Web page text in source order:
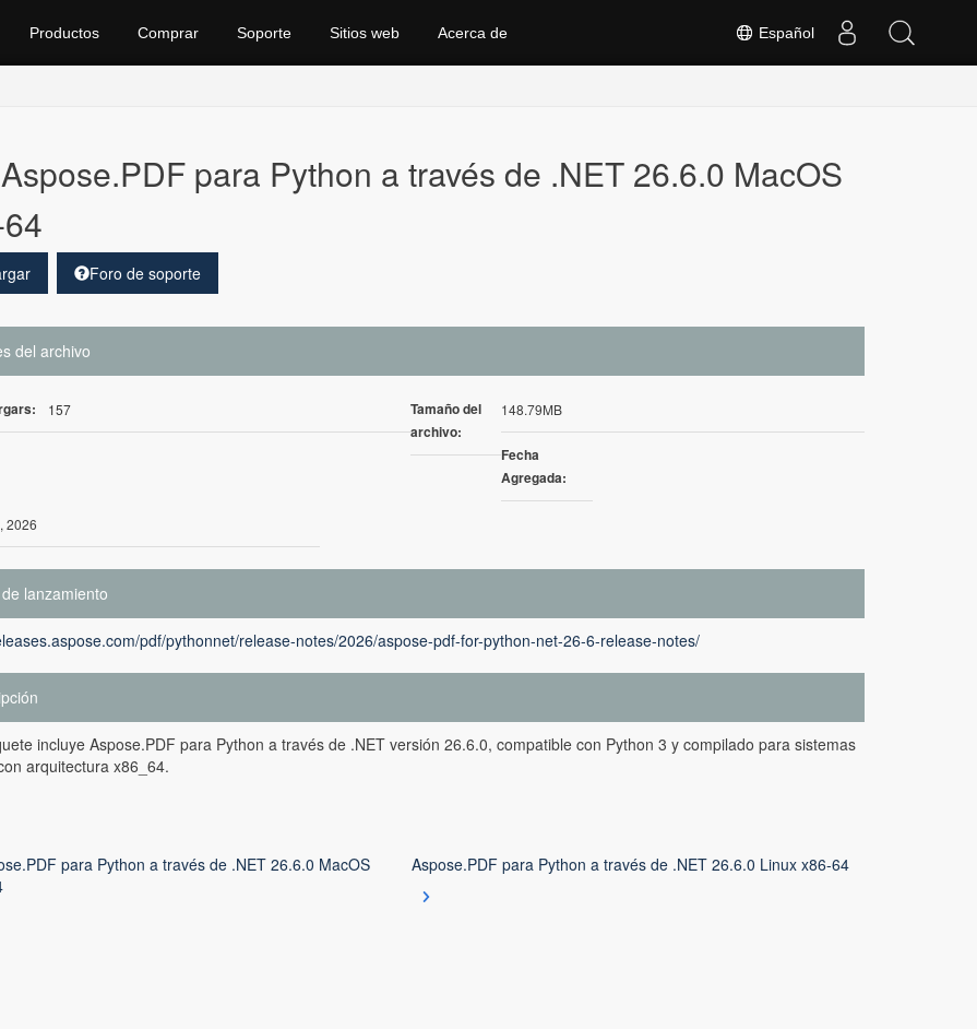
Español
Productos Comprar Soporte Sitios web Acerca de
Aspose.PDF para Python a través de .NET 26.6.0 MacOS
Foro de soporte
del archivo
157
Tamaño del
archivo:
148.79MB
Fecha
Agregada:
2026
lanzamiento
pdf/pythonnet/release-notes/2026/aspose-pdf-for-python-net-26-6-release-notes/
incluye Aspose.PDF para Python a través de .NET versión 26.6.0, compatible con Python 3 y compilado para sistemas
arquitectura x86_64.
para Python a través de .NET 26.6.0 MacOS
Aspose.PDF para Python a través de .NET 26.6.0 Linux x86-64